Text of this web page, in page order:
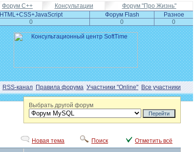
Форум С++ Консультации
Форум "Про Жизнь"
HTML+CSS+JavaScript Форум Flash
Разное
0 0
0
RSS-канал Правила форума Участники "Online" Все участники
Выбрать другой форум
Новая тема Поиск Отметить всё